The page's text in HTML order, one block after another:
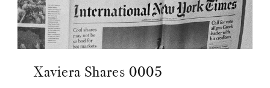
Xaviera Shares 0005